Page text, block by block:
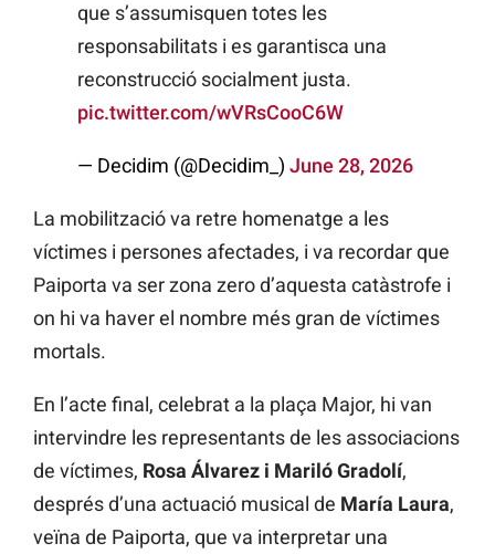
que s’assumisquen totes les
responsabilitats i es garantisca una
reconstrucció socialment justa.
pic.twitter.com/wVRsCooC6W
— Decidim (@Decidim_) June 28, 2026
La mobilització va retre homenatge a les
víctimes i persones afectades, i va recordar que
Paiporta va ser zona zero d’aquesta catàstrofe i
on hi va haver el nombre més gran de víctimes
mortals.
En l’acte final, celebrat a la plaça Major, hi van
intervindre les representants de les associacions
de víctimes, Rosa Álvarez i Mariló Gradolí,
després d’una actuació musical de María Laura,
veïna de Paiporta, que va interpretar una